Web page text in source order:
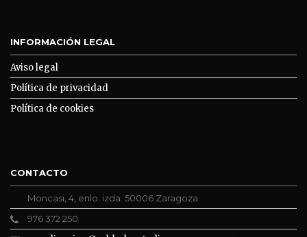
INFORMACIÓN LEGAL
Aviso legal
Política de privacidad
Política de cookies
CONTACTO
Moncasi, 4, enlo. izda. 50006 Zaragoza
976 372 250